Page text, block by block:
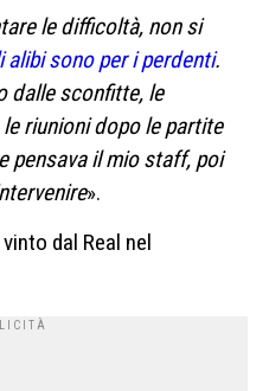
le difficoltà, non si
alibi sono per i perdenti.
dalle sconfitte, le
riunioni dopo le partite
pensava il mio staff, poi
».
dal Real nel